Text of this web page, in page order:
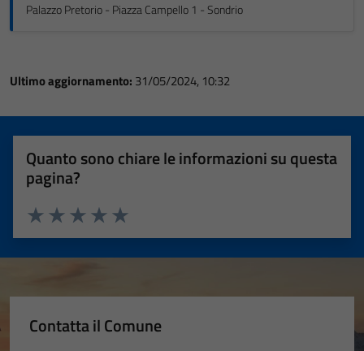
Palazzo Pretorio - Piazza Campello 1 - Sondrio
Ultimo aggiornamento: 31/05/2024, 10:32
Quanto sono chiare le informazioni su questa
pagina?
Valuta 5 stelle su 5
Valuta 4 stelle su 5
Valuta 3 stelle su 5
Valuta 2 stelle su 5
Valuta 1 stelle su 5
Contatta il Comune